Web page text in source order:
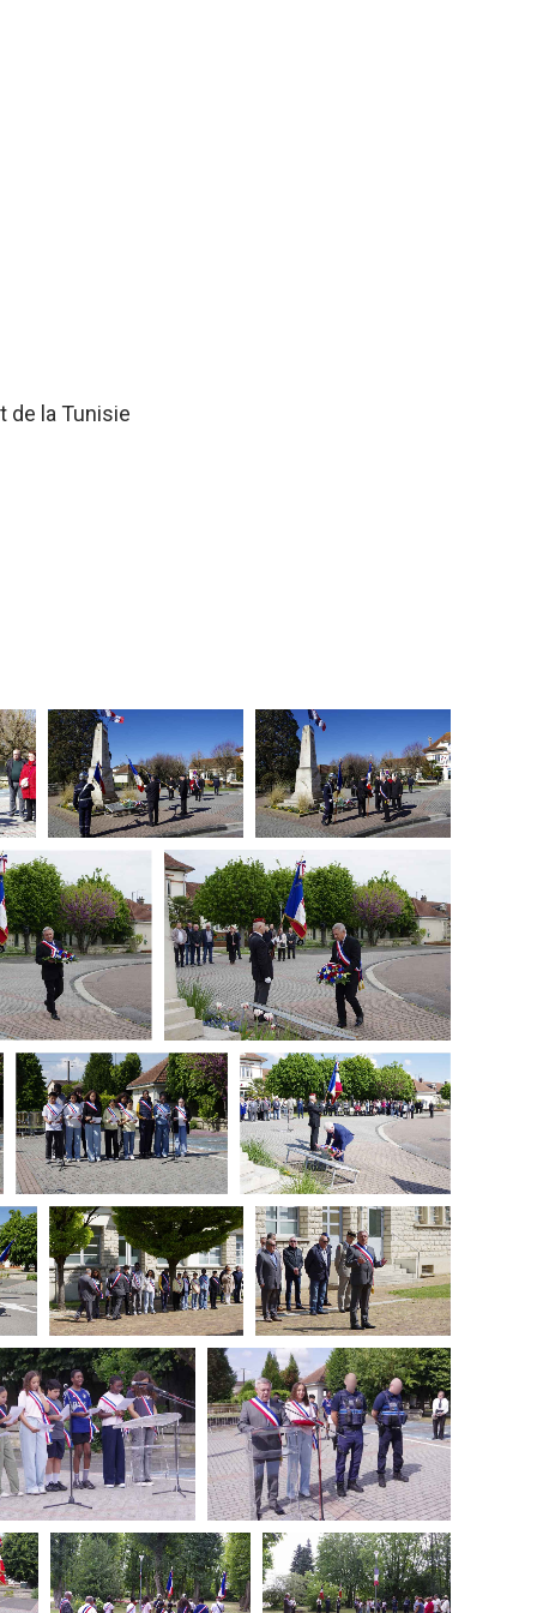
de la Tunisie